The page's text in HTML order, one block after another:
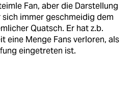
Fan, aber die Darstellung
immer geschmeidig dem
Quatsch. Er hat z.b.
eine Menge Fans verloren, als
eingetreten ist.